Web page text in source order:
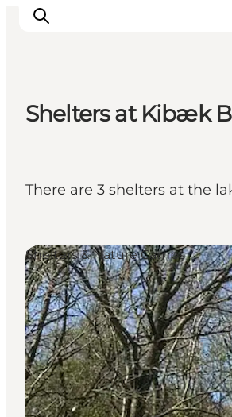
Quoi faire
Shelters at Kibæk
There are 3 shelters at the
Shelters & Nature Camps